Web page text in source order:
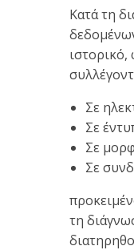
Κατά τη
ιστορικό,
Σε
Σε
Σε
Σε
τη